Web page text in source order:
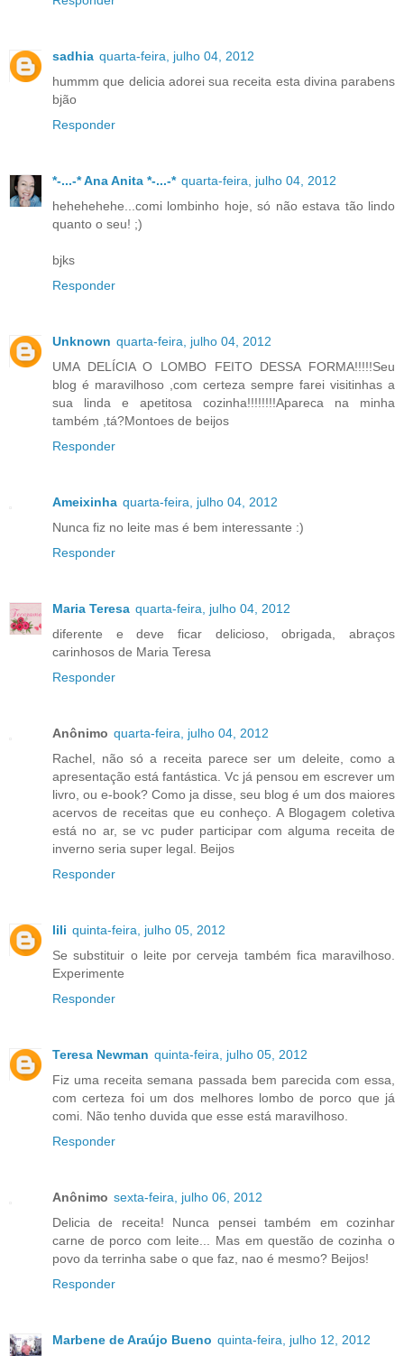
sadhia quarta-feira, julho 04, 2012
hummm que delicia adorei sua receita esta divina parabens
bjão
Responder
*-...-* Ana Anita *-...-* quarta-feira, julho 04, 2012
hehehehehe...comi lombinho hoje, só não estava tão lindo
quanto o seu! ;)
bjks
Responder
Unknown quarta-feira, julho 04, 2012
UMA DELÍCIA O LOMBO FEITO DESSA FORMA!!!!!Seu
blog é maravilhoso ,com certeza sempre farei visitinhas a
sua linda e apetitosa cozinha!!!!!!!!Apareca na minha
também ,tá?Montoes de beijos
Responder
Ameixinha quarta-feira, julho 04, 2012
Nunca fiz no leite mas é bem interessante :)
Responder
Maria Teresa quarta-feira, julho 04, 2012
diferente e deve ficar delicioso, obrigada, abraços
carinhosos de Maria Teresa
Responder
Anônimo quarta-feira, julho 04, 2012
Rachel, não só a receita parece ser um deleite, como a
apresentação está fantástica. Vc já pensou em escrever um
livro, ou e-book? Como ja disse, seu blog é um dos maiores
acervos de receitas que eu conheço. A Blogagem coletiva
está no ar, se vc puder participar com alguma receita de
inverno seria super legal. Beijos
Responder
lili quinta-feira, julho 05, 2012
Se substituir o leite por cerveja também fica maravilhoso.
Experimente
Responder
Teresa Newman quinta-feira, julho 05, 2012
Fiz uma receita semana passada bem parecida com essa,
com certeza foi um dos melhores lombo de porco que já
comi. Não tenho duvida que esse está maravilhoso.
Responder
Anônimo sexta-feira, julho 06, 2012
Delicia de receita! Nunca pensei também em cozinhar
carne de porco com leite... Mas em questão de cozinha o
povo da terrinha sabe o que faz, nao é mesmo? Beijos!
Responder
Marbene de Araújo Bueno quinta-feira, julho 12, 2012